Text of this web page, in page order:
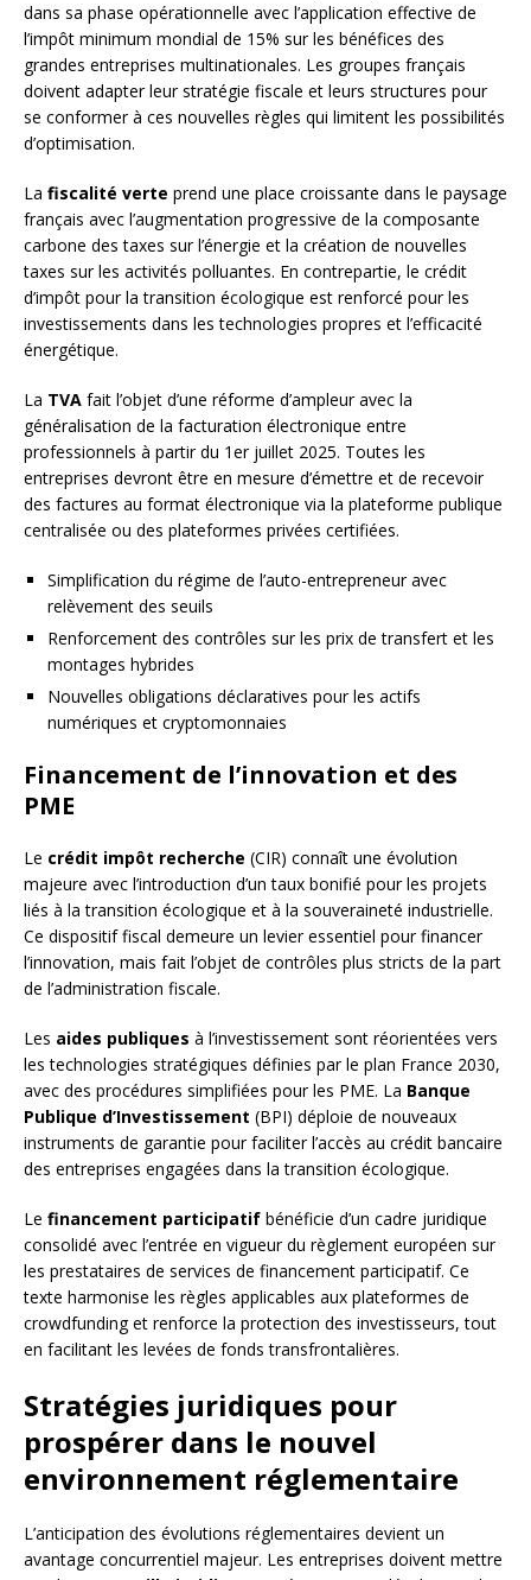
dans sa phase opérationnelle avec l’application effective de
l’impôt minimum mondial de 15% sur les bénéfices des
grandes entreprises multinationales. Les groupes français
doivent adapter leur stratégie fiscale et leurs structures pour
se conformer à ces nouvelles règles qui limitent les possibilités
d’optimisation.
La fiscalité verte prend une place croissante dans le paysage
français avec l’augmentation progressive de la composante
carbone des taxes sur l’énergie et la création de nouvelles
taxes sur les activités polluantes. En contrepartie, le crédit
d’impôt pour la transition écologique est renforcé pour les
investissements dans les technologies propres et l’efficacité
énergétique.
La TVA fait l’objet d’une réforme d’ampleur avec la
généralisation de la facturation électronique entre
professionnels à partir du 1er juillet 2025. Toutes les
entreprises devront être en mesure d’émettre et de recevoir
des factures au format électronique via la plateforme publique
centralisée ou des plateformes privées certifiées.
Simplification du régime de l’auto-entrepreneur avec
relèvement des seuils
Renforcement des contrôles sur les prix de transfert et les
montages hybrides
Nouvelles obligations déclaratives pour les actifs
numériques et cryptomonnaies
Financement de l’innovation et des
PME
Le crédit impôt recherche (CIR) connaît une évolution
majeure avec l’introduction d’un taux bonifié pour les projets
liés à la transition écologique et à la souveraineté industrielle.
Ce dispositif fiscal demeure un levier essentiel pour financer
l’innovation, mais fait l’objet de contrôles plus stricts de la part
de l’administration fiscale.
Les aides publiques à l’investissement sont réorientées vers
les technologies stratégiques définies par le plan France 2030,
avec des procédures simplifiées pour les PME. La Banque
Publique d’Investissement (BPI) déploie de nouveaux
instruments de garantie pour faciliter l’accès au crédit bancaire
des entreprises engagées dans la transition écologique.
Le financement participatif bénéficie d’un cadre juridique
consolidé avec l’entrée en vigueur du règlement européen sur
les prestataires de services de financement participatif. Ce
texte harmonise les règles applicables aux plateformes de
crowdfunding et renforce la protection des investisseurs, tout
en facilitant les levées de fonds transfrontalières.
Stratégies juridiques pour
prospérer dans le nouvel
environnement réglementaire
L’anticipation des évolutions réglementaires devient un
avantage concurrentiel majeur. Les entreprises doivent mettre